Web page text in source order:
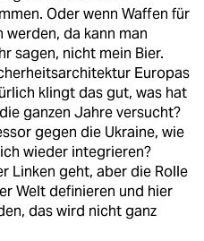
Oder wenn Waffen für
werden, da kann man
sagen, nicht mein Bier.
Europas
klingt das gut, was hat
ganzen Jahre versucht?
gegen die Ukraine, wie
wieder integrieren?
Linken geht, aber die Rolle
Welt definieren und hier
das wird nicht ganz